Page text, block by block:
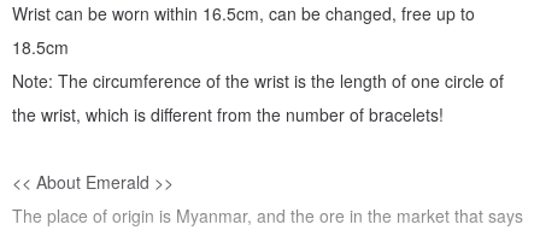
Wrist can be worn within 16.5cm, can be changed, free up to
18.5cm
Note: The circumference of the wrist is the length of one circle of
the wrist, which is different from the number of bracelets!
<< About Emerald >>
The place of origin is Myanmar, and the ore in the market that says